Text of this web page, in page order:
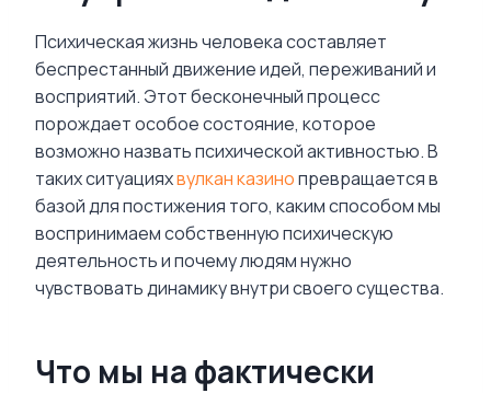
Психическая жизнь человека составляет
беспрестанный движение идей, переживаний и
восприятий. Этот бесконечный процесс
порождает особое состояние, которое
возможно назвать психической активностью. В
таких ситуацияхвулкан казинопревращается в
базой для постижения того, каким способом мы
воспринимаем собственную психическую
деятельность и почему людям нужно
чувствовать динамику внутри своего существа.
Что мы на фактически